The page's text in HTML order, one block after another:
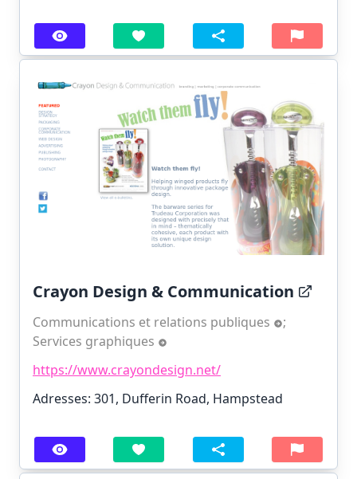
Crayon Design & Communication
Communications et relations publiques
;
Services graphiques
https://www.crayondesign.net/
Adresses: 301, Dufferin Road, Hampstead